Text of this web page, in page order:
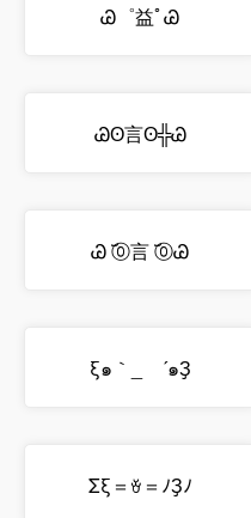
Ꮚ゜益ﾟᏊ
Ꮚʘ言ʘ╬Ꮚ
Ꮚ ︣⓪言 ︣⓪Ꮚ
ξ๑｀_ゝ´๑Ҙ
Σξ＝ꈊ＝ﾉҘﾉ